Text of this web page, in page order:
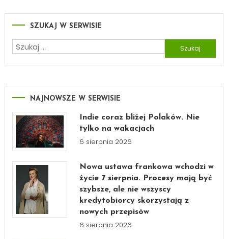
SZUKAJ W SERWISIE
Szukaj:
NAJNOWSZE W SERWISIE
Indie coraz bliżej Polaków. Nie
tylko na wakacjach
6 sierpnia 2026
Nowa ustawa frankowa wchodzi w
życie 7 sierpnia. Procesy mają być
szybsze, ale nie wszyscy
kredytobiorcy skorzystają z
nowych przepisów
6 sierpnia 2026